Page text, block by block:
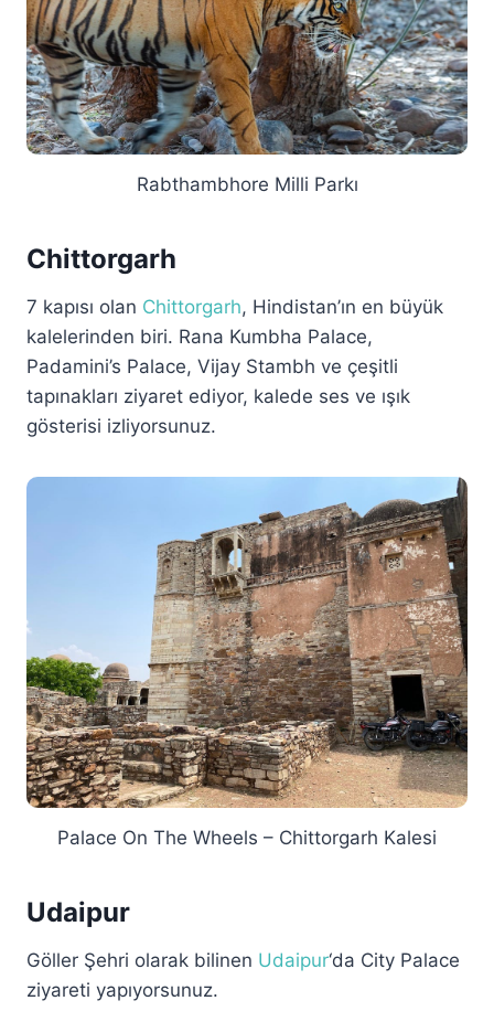
Rabthambhore Milli Parkı
Chittorgarh
7 kapısı olan Chittorgarh, Hindistan’ın en büyük
kalelerinden biri. Rana Kumbha Palace,
Padamini’s Palace, Vijay Stambh ve çeşitli
tapınakları ziyaret ediyor, kalede ses ve ışık
gösterisi izliyorsunuz.
Palace On The Wheels – Chittorgarh Kalesi
Udaipur
Göller Şehri olarak bilinen Udaipur‘da City Palace
ziyareti yapıyorsunuz.